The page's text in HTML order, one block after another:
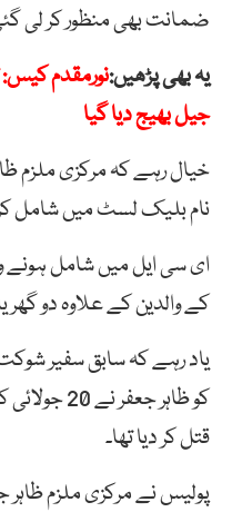
ضمانت بھی منظور کر لی
یہ بھی پڑھیں:نورمقدم
جیل بھیج دیا گیا
خیال رہے کہ مرکزی ملزم
نام بلیک لسٹ میں شامل
ای سی ایل میں شامل ہونے
کے والدین کے علاوہ دو
یاد رہے کہ سابق سفیر
کو ظاہر
قتل کر دیا تھا۔
پولیس نے مرکزی ملزم ظاہر